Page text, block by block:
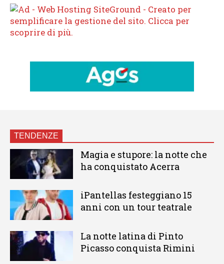
TENDENZE
Magia e stupore: la notte che
ha conquistato Acerra
iPantellas festeggiano 15
anni con un tour teatrale
La notte latina di Pinto
Picasso conquista Rimini